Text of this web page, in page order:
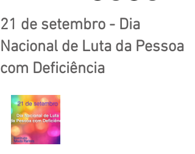
21 de setembro - Dia
Nacional de Luta da Pessoa
com Deficiência